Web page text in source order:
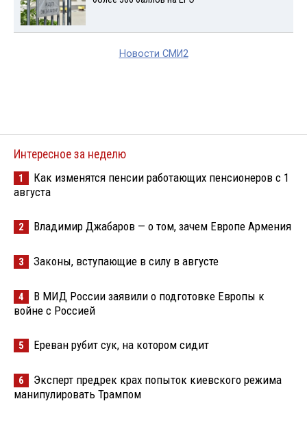
Новости СМИ2
Интересное за неделю
1
Как изменятся пенсии работающих пенсионеров с 1
августа
2 Владимир Джабаров — о том, зачем Европе Армения
3 Законы, вступающие в силу в августе
4
В МИД России заявили о подготовке Европы к
войне с Россией
5 Ереван рубит сук, на котором сидит
6
Эксперт предрек крах попыток киевского режима
манипулировать Трампом